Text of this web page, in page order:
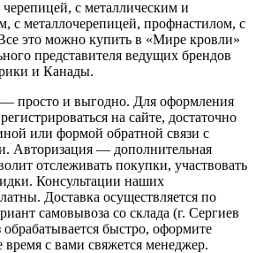
с металлическим и
с металлочерепицей, профнастилом, с
это можно купить в «Мире кровли»
представителя ведущих брендов
и Канады.
просто и выгодно. Для оформления
на сайте, достаточно
или формой обратной связи с
Авторизация — дополнительная
отслеживать покупки, участвовать
Консультации наших
Доставка осуществляется по
самовывоза со склада (г. Сергиев
быстро, оформите
время с вами свяжется менеджер.